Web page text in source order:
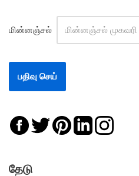
மின்னஞ்சல்
தேடு